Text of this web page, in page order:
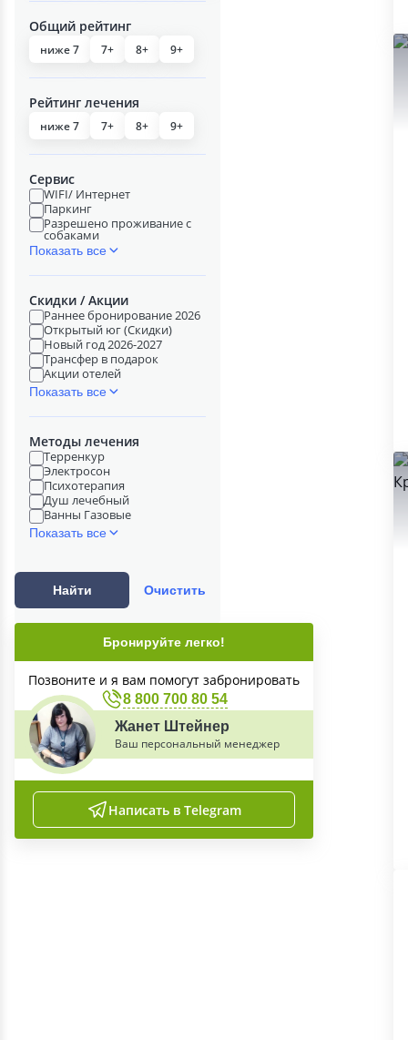
Общий рейтинг
ниже 7 7+ 8+ 9+
Рейтинг лечения
ниже 7 7+ 8+ 9+
Сервис
WIFI/ Интернет
Паркинг
Разрешено проживание с
собаками
Показать все
Скидки / Акции
Раннее бронирование 2026
Открытый юг (Скидки)
Новый год 2026-2027
Трансфер в подарок
Акции отелей
Показать все
Методы лечения
Терренкур
Электросон
Психотерапия
Душ лечебный
Ванны Газовые
Показать все
Найти Очистить
Бронируйте легко!
Позвоните и я вам помогут забронировать
8 800 700 80 54
Жанет Штейнер
Ваш персональный менеджер
Написать в Telegram